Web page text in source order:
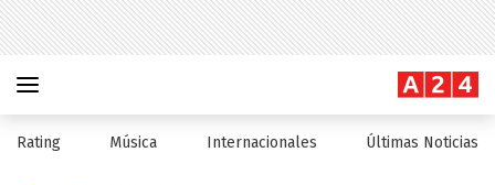
Rating Música Internacionales Últimas Noticias